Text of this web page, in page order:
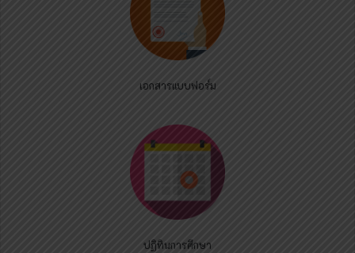
เอกสารแบบฟอร์ม
ปฏิทินการศึกษา